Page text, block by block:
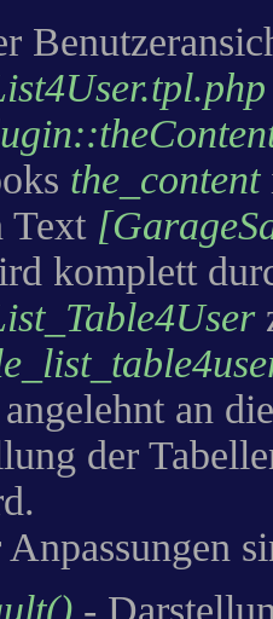
the_content
Text
komplett
an
der
-